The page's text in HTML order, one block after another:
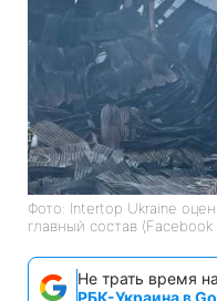
Фото: Intertop Ukraine
главный состав
Не трать время
РБК-Украина в